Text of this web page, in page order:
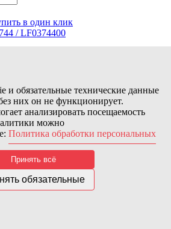
в один клик
/ LF0374400
/ LF0374600
в один клик
/ LF0374900
и обязательные технические данные
них он не функционирует.
анализировать посещаемость
можно
Политика обработки персональных
Принять всё
обязательные